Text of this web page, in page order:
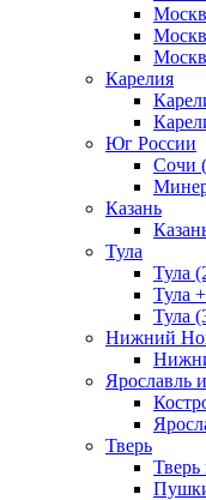
Карелия
Юг России
Сочи
Казань
Тула
Тула
Тула
Тула
Нижний
Ярославль
Тверь